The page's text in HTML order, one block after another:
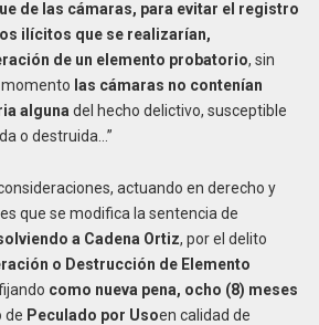
de las cámaras, para evitar el registro
ilícitos que se realizarían,
de un elemento probatorio, sin
las cámaras no contenían
alguna del hecho delictivo, susceptible
o destruida…”
actuando en derecho y
que se modifica la sentencia de
a Cadena Ortiz, por el delito
o Destrucción de Elemento
como nueva pena, ocho (8) meses
de Peculado por Usoen calidad de